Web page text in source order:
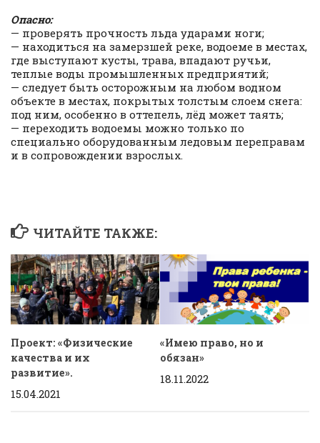
Опасно:
— проверять прочность льда ударами ноги;
— находиться на замерзшей реке, водоеме в местах,
где выступают кусты, трава, впадают ручьи,
теплые воды промышленных предприятий;
— следует быть осторожным на любом водном
объекте в местах, покрытых толстым слоем снега:
под ним, особенно в оттепель, лёд может таять;
— переходить водоемы можно только по
специально оборудованным ледовым переправам
и в сопровождении взрослых.
ЧИТАЙТЕ ТАКЖЕ:
Проект: «Физические
качества и их
развитие».
15.04.2021
«Имею право, но и
обязан»
18.11.2022